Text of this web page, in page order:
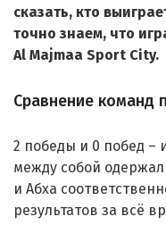
сказать, кто
точно знаем, что
Al Majmaa Sport City.
Сравнение команд
2 победы и 0 побед –
между собой
и Абха
результатов за всё